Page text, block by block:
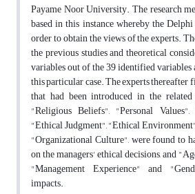
Payame Noor University. The research
based in this instance whereby the
order to obtain the views of the experts.
the previous studies and theoretical
variables out of the 39 identified
this particular case. The experts thereafter
that had been introduced in the
"Religious Beliefs", "Personal
"Ethical Judgment", "Ethical
"Organizational Culture", were found to
on the managers' ethical decisions, and
"Management Experience" and
impacts.